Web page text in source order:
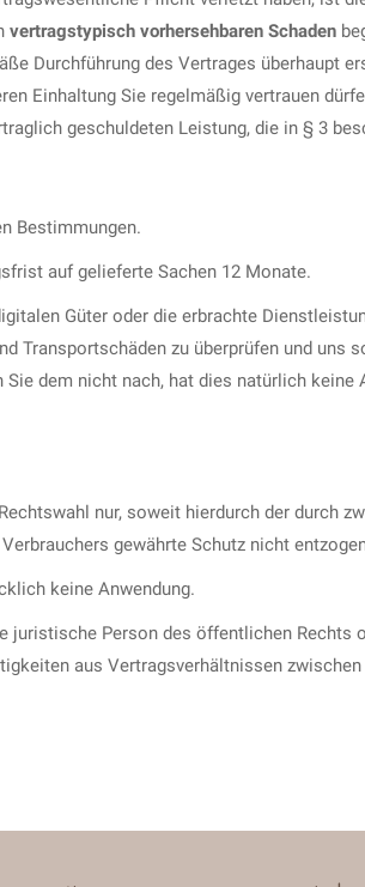
vertragstypisch vorhersehbaren Schaden
Durchführung des Vertrages überhaupt
Einhaltung Sie regelmäßig vertrauen
geschuldeten Leistung, die in § 3
Bestimmungen.
auf gelieferte Sachen 12 Monate.
Güter oder die erbrachte
Transportschäden zu überprüfen und uns
dem nicht nach, hat dies natürlich keine
nur, soweit hierdurch der durch
gewährte Schutz nicht
keine Anwendung.
juristische Person des öffentlichen
aus Vertragsverhältnissen